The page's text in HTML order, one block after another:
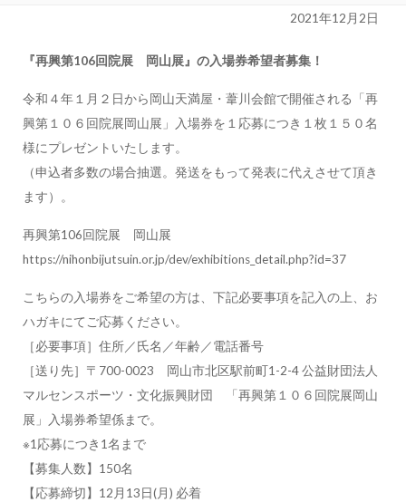
2021年12月2日
『再興第106回院展 岡山展』の入場券希望者募集！
令和４年１月２日から岡山天満屋・葦川会館で開催される「再
興第１０６回院展岡山展」入場券を１応募につき１枚１５０名
様にプレゼントいたします。
（申込者多数の場合抽選。発送をもって発表に代えさせて頂き
ます）。
再興第106回院展 岡山展
https://nihonbijutsuin.or.jp/dev/exhibitions_detail.php?id=37
こちらの入場券をご希望の方は、下記必要事項を記入の上、お
ハガキにてご応募ください。
［必要事項］住所／氏名／年齢／電話番号
［送り先］〒700-0023 岡山市北区駅前町1-2-4 公益財団法人
マルセンスポーツ・文化振興財団 「再興第１０６回院展岡山
展」入場券希望係まで。
※1応募につき1名まで
【募集人数】150名
【応募締切】12月13日(月) 必着